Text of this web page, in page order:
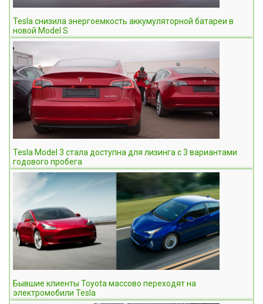
Tesla снизила энергоемкость аккумуляторной батареи в
новой Model S
Tesla Model 3 стала доступна для лизинга с 3 вариантами
годового пробега
Бывшие клиенты Toyota массово переходят на
электромобили Tesla